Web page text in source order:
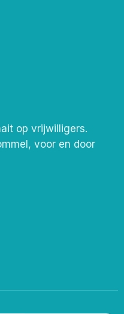
op vrijwilligers.
voor en door